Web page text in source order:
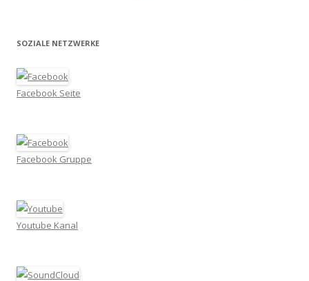
SOZIALE NETZWERKE
Facebook Seite
Facebook Gruppe
Youtube Kanal